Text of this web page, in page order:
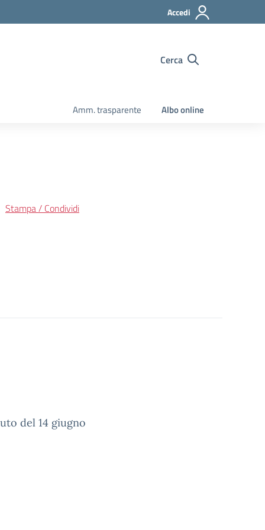
Accedi
Cerca
Amm. trasparente Albo online
Stampa / Condividi
del 14 giugno